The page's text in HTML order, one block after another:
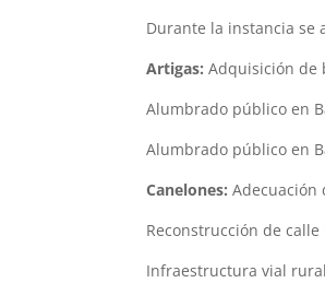
Durante la instancia se
Artigas: Adquisición de
Alumbrado público en
Alumbrado público en
Canelones: Adecuación
Reconstrucción de calle
Infraestructura vial